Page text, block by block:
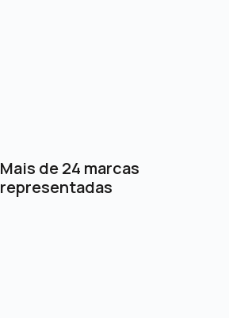
Mais de 24 marcas
representadas